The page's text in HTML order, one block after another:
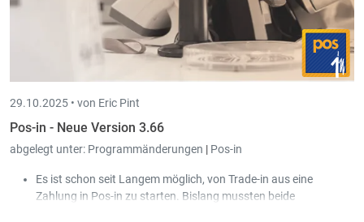
29.10.2025 • von Eric Pint
Pos-in - Neue Version 3.66
abgelegt unter: Programmänderungen | Pos-in
Es ist schon seit Langem möglich, von Trade-in aus eine
Zahlung in Pos-in zu starten. Bislang mussten beide